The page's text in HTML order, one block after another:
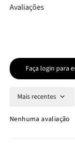
Avaliações
Faça login para
Mais recentes
Nenhuma avaliação